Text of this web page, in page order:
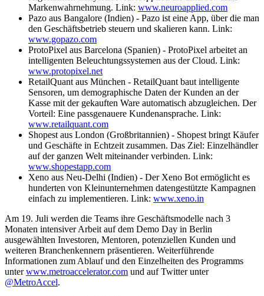
Markenwahrnehmung. Link: www.neuroapplied.com
Pazo aus Bangalore (Indien) - Pazo ist eine App, über die man
den Geschäftsbetrieb steuern und skalieren kann. Link:
www.gopazo.com
ProtoPixel aus Barcelona (Spanien) - ProtoPixel arbeitet an
intelligenten Beleuchtungssystemen aus der Cloud. Link:
www.protopixel.net
RetailQuant aus München - RetailQuant baut intelligente
Sensoren, um demographische Daten der Kunden an der
Kasse mit der gekauften Ware automatisch abzugleichen. Der
Vorteil: Eine passgenauere Kundenansprache. Link:
www.retailquant.com
Shopest aus London (Großbritannien) - Shopest bringt Käufer
und Geschäfte in Echtzeit zusammen. Das Ziel: Einzelhändler
auf der ganzen Welt miteinander verbinden. Link:
www.shopestapp.com
Xeno aus Neu-Delhi (Indien) - Der Xeno Bot ermöglicht es
hunderten von Kleinunternehmen datengestützte Kampagnen
einfach zu implementieren. Link: www.xeno.in
Am 19. Juli werden die Teams ihre Geschäftsmodelle nach 3
Monaten intensiver Arbeit auf dem Demo Day in Berlin
ausgewählten Investoren, Mentoren, potenziellen Kunden und
weiteren Branchenkennern präsentieren. Weiterführende
Informationen zum Ablauf und den Einzelheiten des Programms
unterwww.metroaccelerator.com und auf Twitter unter
@MetroAccel.